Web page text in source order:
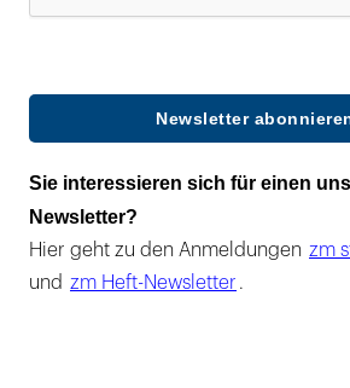
Newsletter
Sie interessieren sich für einen
Newsletter?
Hier geht zu den Anmeldungen zm
und zm Heft-Newsletter .